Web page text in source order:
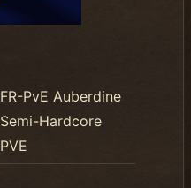
FR-PvE Auberdine
Semi-Hardcore
PVE